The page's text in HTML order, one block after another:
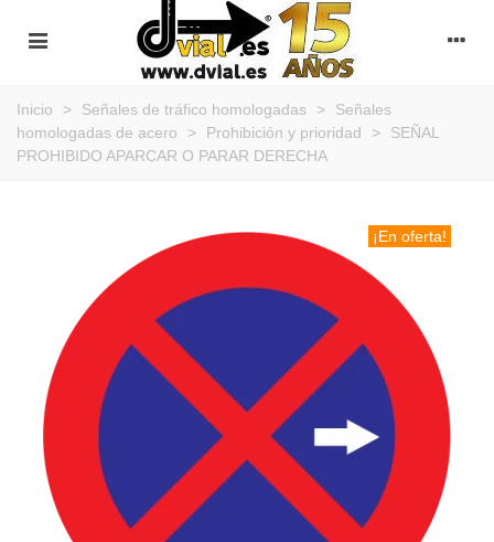
Inicio > Señales de tráfico homologadas >
Señales
homologadas de acero
> Prohibición y prioridad >
SEÑAL
PROHIBIDO APARCAR O PARAR DERECHA
¡En oferta!